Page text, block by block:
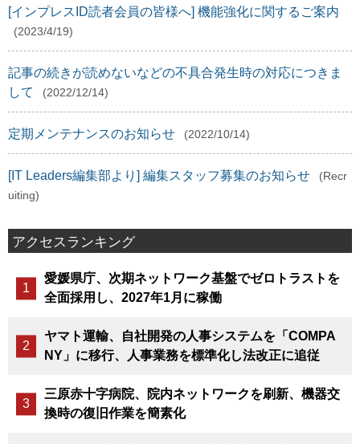
[インプレスID読者会員の皆様へ] 機能強化に関するご案内
(2023/4/19)
記事の続きが読めないなどの不具合発生時の対応につきま
して
(2022/12/14)
定期メンテナンスのお知らせ (2022/10/14)
[IT Leaders編集部より] 編集スタッフ募集のお知らせ
(Recr
uiting)
アクセスランキング
愛媛県庁、次期ネットワーク基盤でゼロトラストを
全面採用し、2027年1月に稼働
ヤマト運輸、自社開発の人事システムを「COMPA
NY」に移行、人事業務を標準化し法改正に追従
三原赤十字病院、院内ネットワークを刷新、機器交
換時の復旧作業を簡素化